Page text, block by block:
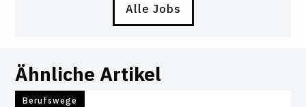
Alle Jobs
Ähnliche Artikel
Berufswege